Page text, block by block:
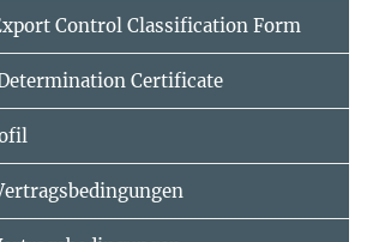
Control Classification Form
Certificate